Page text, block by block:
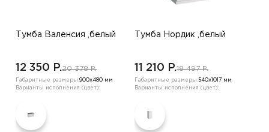
Тумба Валенсия ,белый
12 350 P.20 378 P.
Габаритные размеры:900х480 мм
Варианты исполнения (цвет):
Тумба Нордик ,белый
11 210 P.18 497 P.
Габаритные размеры:540х1017 мм
Варианты исполнения (цвет):